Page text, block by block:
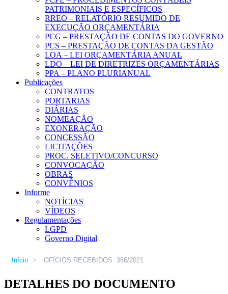
PATRIMONIAIS E ESPECÍFICOS
RREO – RELATÓRIO RESUMIDO DE
EXECUÇÃO ORÇAMENTÁRIA
PCG – PRESTAÇÃO DE CONTAS DO GOVERNO
PCS – PRESTAÇÃO DE CONTAS DA GESTÃO
LOA – LEI ORÇAMENTÁRIA ANUAL
LDO – LEI DE DIRETRIZES ORÇAMENTÁRIAS
PPA – PLANO PLURIANUAL
Publicações
CONTRATOS
PORTARIAS
DIÁRIAS
NOMEAÇÃO
EXONERAÇÃO
CONCESSÃO
LICITAÇÕES
PROC. SELETIVO/CONCURSO
CONVOCAÇÃO
OBRAS
CONVÊNIOS
Informe
NOTÍCIAS
VÍDEOS
Regulamentações
LGPD
Governo Digital
Início > OFÍCIOS RECEBIDOS: 366/2021
DETALHES DO DOCUMENTO